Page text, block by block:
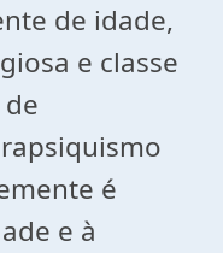
de idade,
e classe
é
e à